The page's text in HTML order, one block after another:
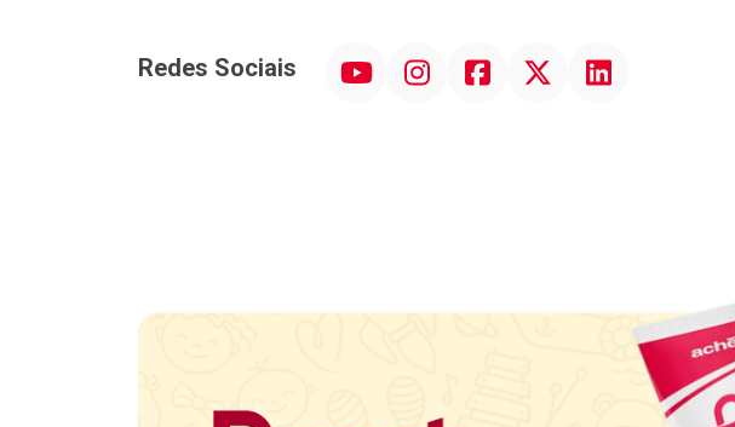
Redes Sociais InstagramFacebookTwitter Linkedin